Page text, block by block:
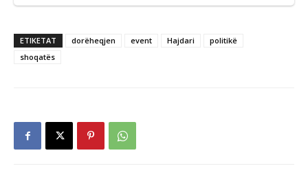
ETIKETAT dorëheqjen event Hajdari
politikë
shoqatës